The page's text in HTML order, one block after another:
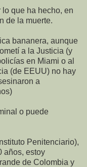
lo que ha hecho, en
de la muerte.
bananera, aunque
a la Justicia (y
en Miami o al
(de EEUU) no hay
a
o puede
Penitenciario),
años, estoy
de Colombia y